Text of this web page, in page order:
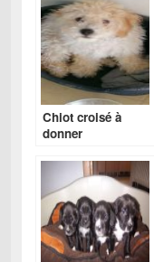
Chiot croisé à
donner